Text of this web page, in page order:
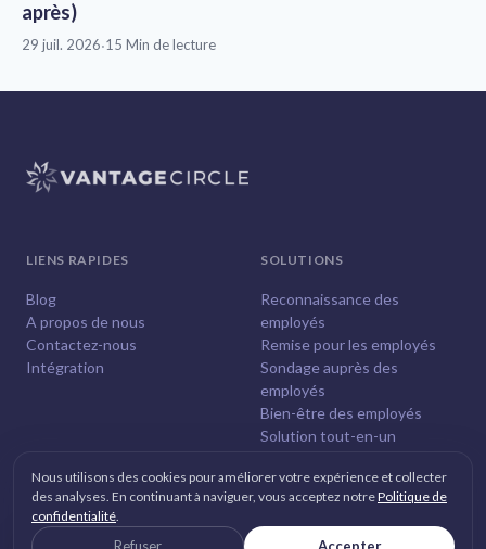
après)
29 juil. 2026·15 Min de lecture
LIENS RAPIDES
Blog
A propos de nous
Contactez-nous
Intégration
SOLUTIONS
Reconnaissance des
employés
Remise pour les employés
Sondage auprès des
employés
Bien-être des employés
Solution tout-en-un
Vantage Circle . Tous droits réservés.
Nous utilisons des cookies pour améliorer votre expérience et collecter
des analyses. En continuant à naviguer, vous acceptez notrePolitique de
confidentialité.